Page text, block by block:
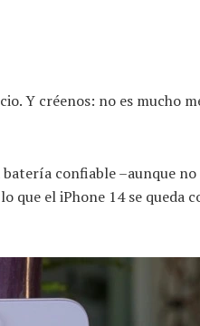
Y créenos: no es mucho
confiable –aunque
el iPhone 14 se queda